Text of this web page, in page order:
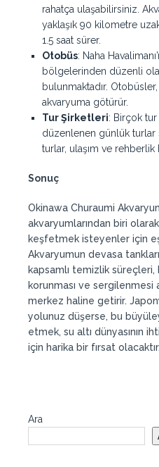
rahatça ulaşabilirsiniz.
yaklaşık 90 kilometre
1.5 saat sürer.
Otobüs: Naha
bölgelerinden düzenli
bulunmaktadır.
akvaryuma götürür.
Tur Şirketleri: Birçok tur
düzenlenen günlük turlar
turlar, ulaşım ve rehberlik
Sonuç
Okinawa Churaumi
akvaryumlarından biri
keşfetmek isteyenler için
Akvaryumun devasa
kapsamlı temizlik süreçleri,
korunması ve sergilenmesi
merkez haline getirir.
yolunuz düşerse, bu
etmek, su altı dünyasının
için harika bir fırsat olacaktır.
Ara